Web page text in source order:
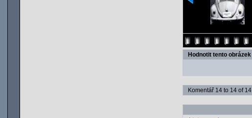
Hodnotit tento obrázek
Komentář 14 to 14 of 14